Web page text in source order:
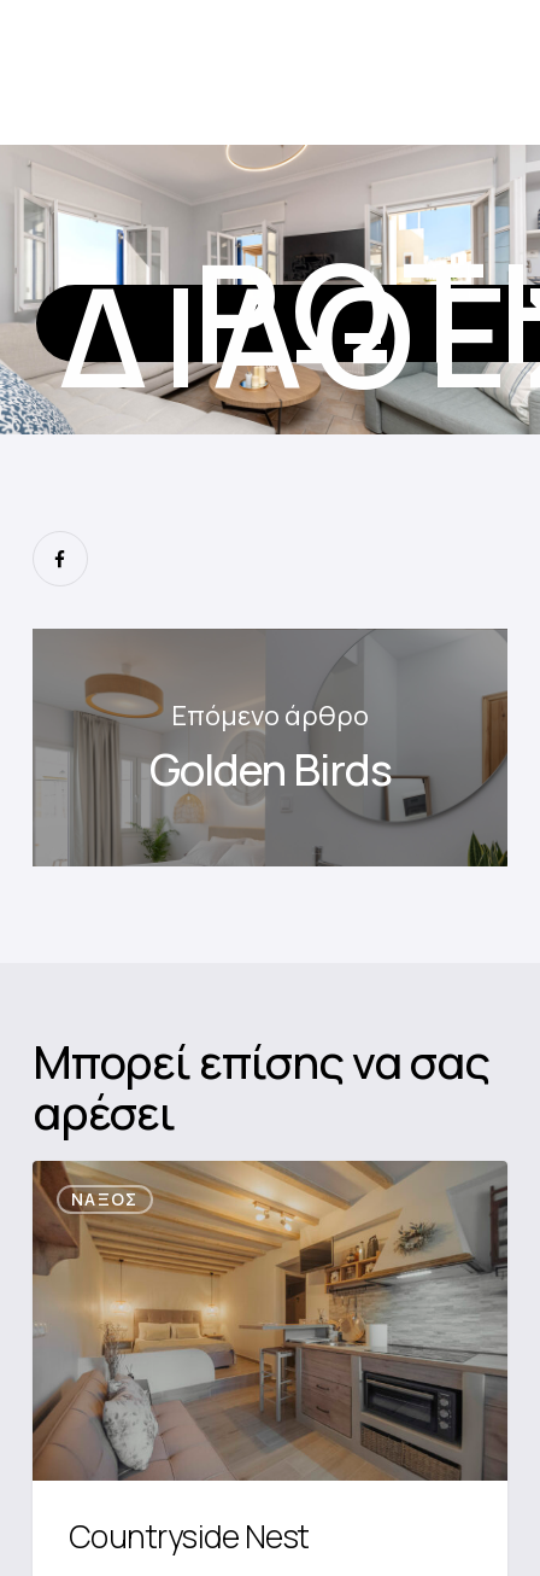
Επόμενο άρθρο
Golden Birds
Μπορεί επίσης να σας
αρέσει
ΝΆΞΟΣ
Countryside
Nest
Countryside Nest